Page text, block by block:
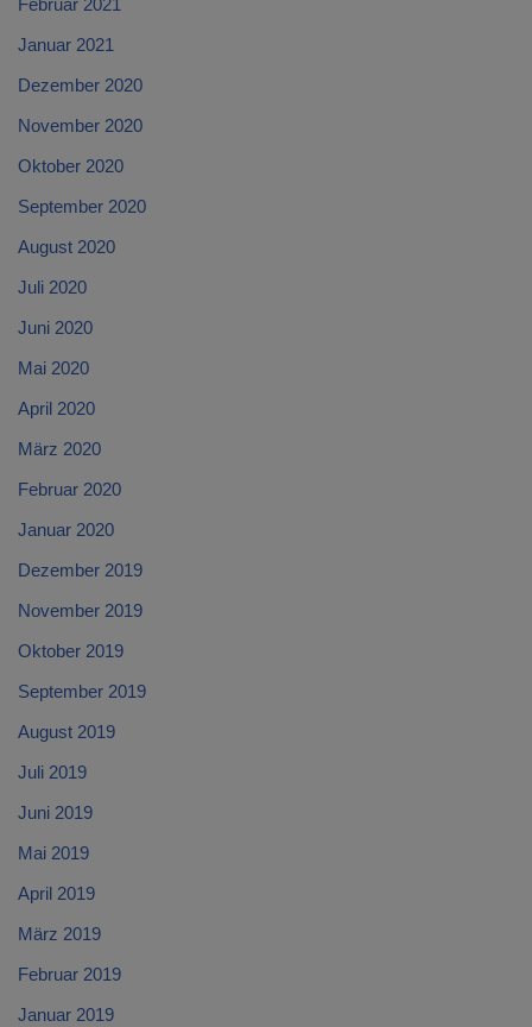
Februar 2021
Januar 2021
Dezember 2020
November 2020
Oktober 2020
September 2020
August 2020
Juli 2020
Juni 2020
Mai 2020
April 2020
März 2020
Februar 2020
Januar 2020
Dezember 2019
November 2019
Oktober 2019
September 2019
August 2019
Juli 2019
Juni 2019
Mai 2019
April 2019
März 2019
Februar 2019
Januar 2019